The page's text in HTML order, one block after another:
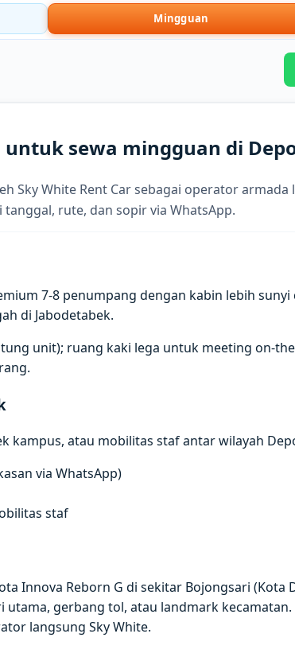
Mingguan
untuk sewa mingguan di
Sky White Rent Car sebagai operator
rute, dan sopir via WhatsApp.
7-8 penumpang dengan kabin lebih
di Jabodetabek.
unit); ruang kaki lega untuk meeting on-
atau mobilitas staf antar wilayah
via WhatsApp)
staf
Innova Reborn G di sekitar Bojongsari
gerbang tol, atau landmark
langsung Sky White.